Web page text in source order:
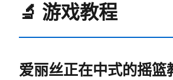
🔬 游戏教程
爱丽丝正在中式的摇篮